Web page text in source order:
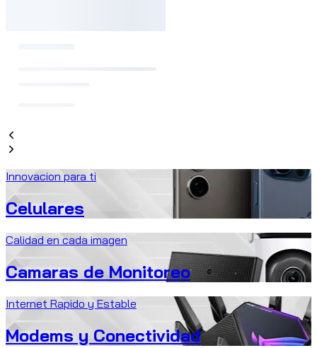
Innovacion para ti
Celulares
Calidad en cada imagen
Camaras de Monitoreo
Internet Rapido y Estable
Modems y Conectividad